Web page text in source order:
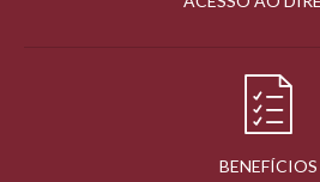
BENEFÍCIOS